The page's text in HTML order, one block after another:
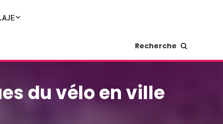
Recherche
du vélo en ville